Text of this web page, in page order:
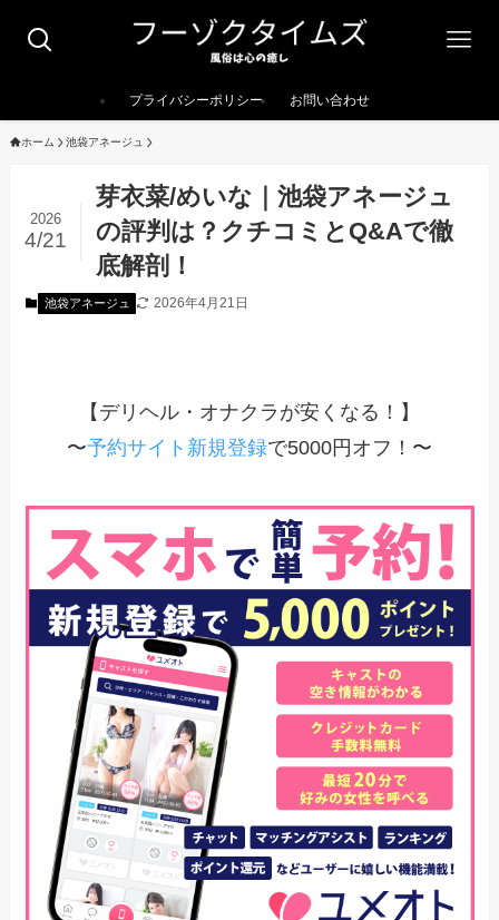
プライバシーポリシー お問い合わせ
ホーム 池袋アネージュ
芽衣菜/めいな｜池袋アネージュ
の評判は？クチコミとQ&Aで徹
底解剖！
2026
4/21
池袋アネージュ 2026年4月21日
【デリヘル・オナクラが安くなる！】
〜予約サイト新規登録で5000円オフ！〜